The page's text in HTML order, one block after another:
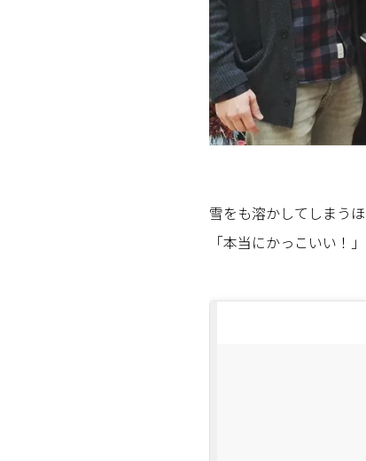
雪をも溶かしてしまう
「本当にかっこいい！